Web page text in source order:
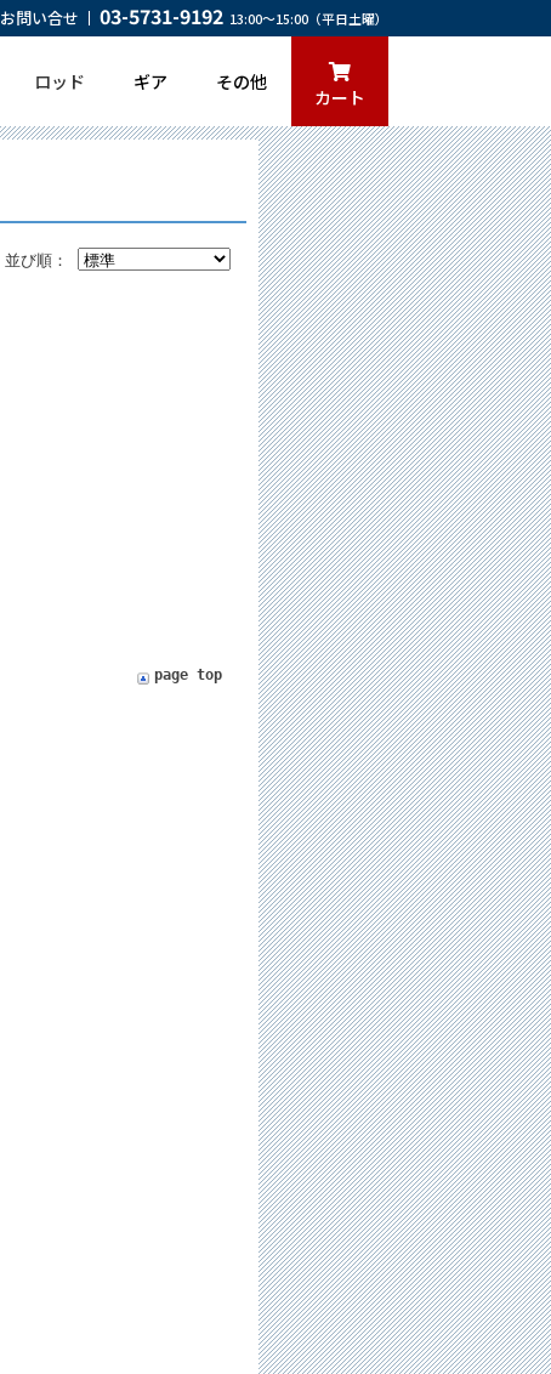
お問い合せ 03-5731-9192 13:00～15:00（平日土曜）
ロッド ギア その他
カート
並び順：
page top